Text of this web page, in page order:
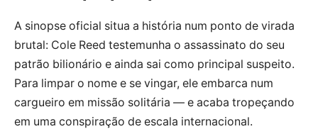
A sinopse oficial situa a história num ponto de virada
brutal: Cole Reed testemunha o assassinato do seu
patrão bilionário e ainda sai como principal suspeito.
Para limpar o nome e se vingar, ele embarca num
cargueiro em missão solitária — e acaba tropeçando
em uma conspiração de escala internacional.